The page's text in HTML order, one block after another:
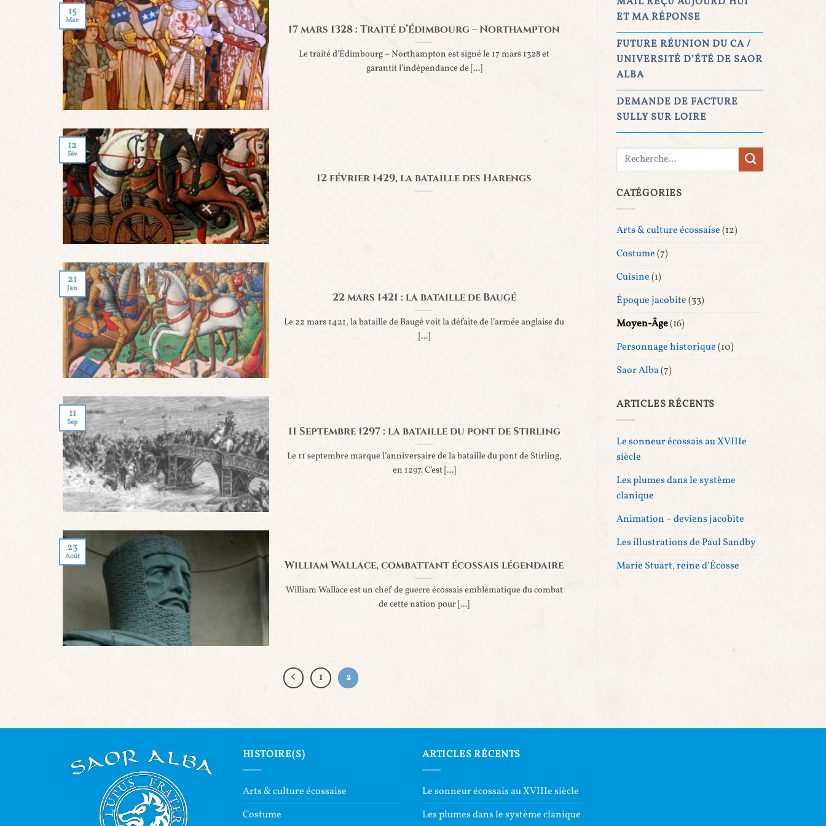
17 mars 1328 : Traité d’Édimbourg – Northampton
Le traité d’Édimbourg – Northampton est signé le 17 mars 1328 et
garantit l’indépendance de [...]
15
Mar
12 février 1429, la bataille des Harengs
12
Fév
22 mars 1421 : la bataille de Baugé
Le 22 mars 1421, la bataille de Baugé voit la défaite de l’armée anglaise du
[...]
21
Jan
11 Septembre 1297 : la bataille du pont de Stirling
Le 11 septembre marque l’anniversaire de la bataille du pont de Stirling,
en 1297. C’est [...]
11
Sep
William Wallace, combattant écossais légendaire
William Wallace est un chef de guerre écossais emblématique du combat
de cette nation pour [...]
23
Août
1 2
ET MA RÉPONSE
FUTURE RÉUNION DU CA /
UNIVERSITÉ D’ÉTÉ DE SAOR
ALBA
DEMANDE DE FACTURE
SULLY SUR LOIRE
CATÉGORIES
Arts & culture écossaise(12)
Costume(7)
Cuisine(1)
Époque jacobite(33)
Moyen-Âge(16)
Personnage historique(10)
Saor Alba(7)
ARTICLES RÉCENTS
Le sonneur écossais au XVIIIe
siècle
Les plumes dans le système
clanique
Animation – deviens jacobite
Les illustrations de Paul Sandby
Marie Stuart, reine d’Écosse
HISTOIRE(S)
Arts & culture écossaise
Costume
ARTICLES RÉCENTS
Le sonneur écossais au XVIIIe siècle
Les plumes dans le système clanique